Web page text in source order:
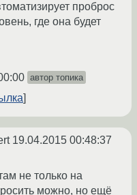
проброс
где она будет
автор топика
19.04.2015 00:48:37
не только на
можно, но ещё